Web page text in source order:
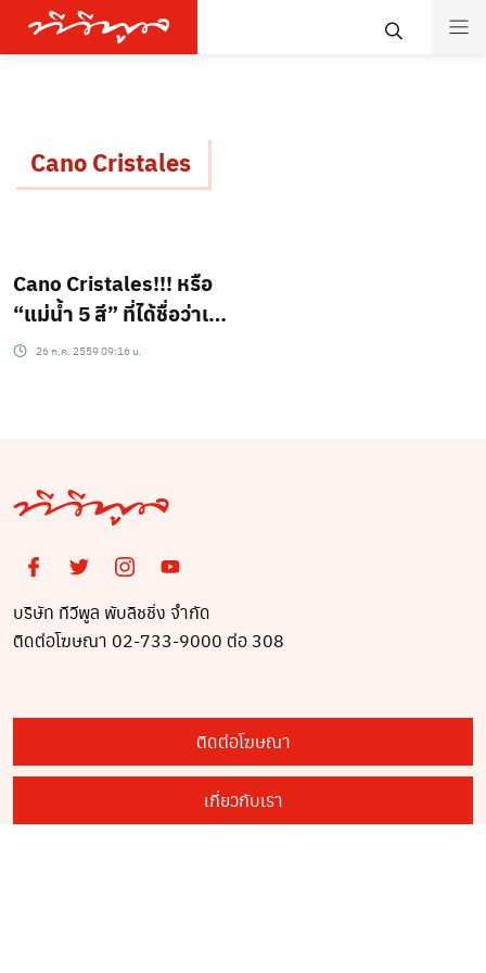
Cano Cristales
Cano Cristales!!! หรือ
“แม่น้ำ 5 สี” ที่ได้ชื่อว่าเป็น
แม่น้ำที่สวยที่สุดในโลก!!!
26 ก.ค. 2559 09:16 น.
บริษัท ทีวีพูล พับลิชชิ่ง จำกัด
ติดต่อโฆษณา 02-733-9000 ต่อ 308
ติดต่อโฆษณา
เกี่ยวกับเรา